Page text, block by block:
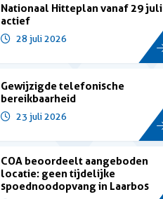
Nationaal Hitteplan vanaf 29 juli
actief
28 juli 2026
Gewijzigde telefonische
bereikbaarheid
23 juli 2026
COA beoordeelt aangeboden
locatie: geen tijdelijke
spoednoodopvang in Laarbos